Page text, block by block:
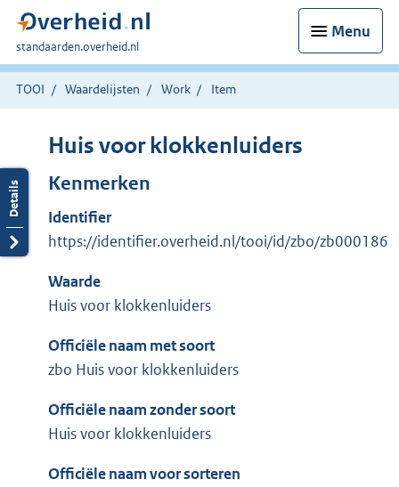
Menu
U
bent
hier:
standaarden.overheid.nl
TOOI Waardelijsten Work Item
Huis voor klokkenluiders
Kenmerken
Identifier
https://identifier.overheid.nl/tooi/id/zbo/zb000186
Waarde
Huis voor klokkenluiders
Officiële naam met soort
zbo Huis voor klokkenluiders
Officiële naam zonder soort
Huis voor klokkenluiders
Officiële naam voor sorteren